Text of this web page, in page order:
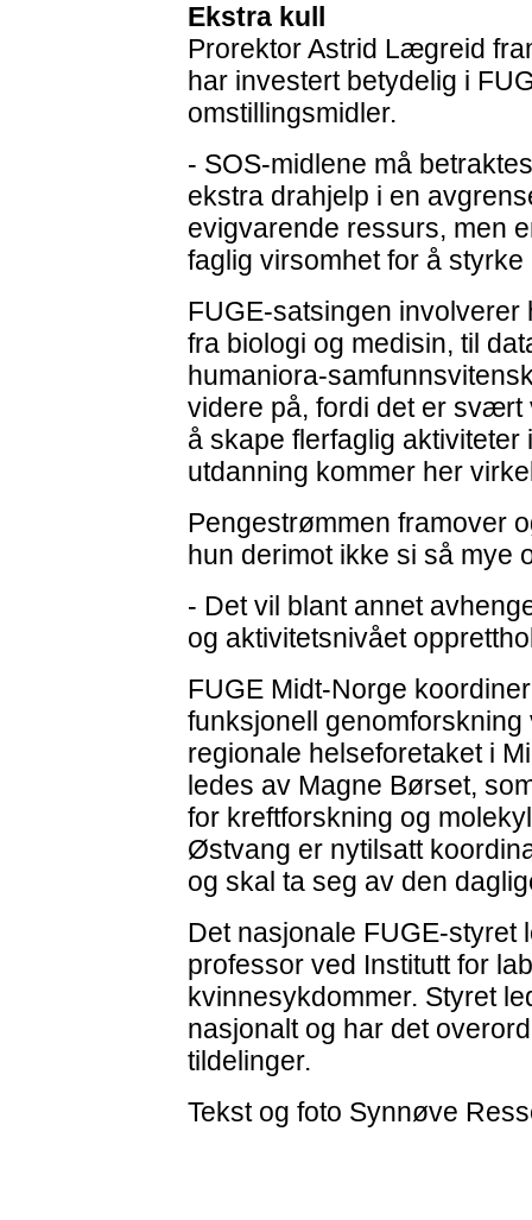
Ekstra kull
Prorektor Astrid Lægreid
har investert betydelig i
omstillingsmidler.
- SOS-midlene må
ekstra drahjelp i en
evigvarende ressurs, men
faglig virsomhet for å
FUGE-satsingen
fra biologi og medisin, til
humaniora-
videre på, fordi det er svært
å skape flerfaglig aktiviteter
utdanning kommer her
Pengestrømmen framover
hun derimot ikke si så mye
- Det vil blant annet
og aktivitetsnivået
FUGE Midt-Norge
funksjonell
regionale helseforetaket i
ledes av Magne Børset,
for kreftforskning og
Østvang er nytilsatt
og skal ta seg av den
Det nasjonale FUGE-styret
professor ved Institutt for
kvinnesykdommer. Styret
nasjonalt og har det
tildelinger.
Tekst og foto Synnøve